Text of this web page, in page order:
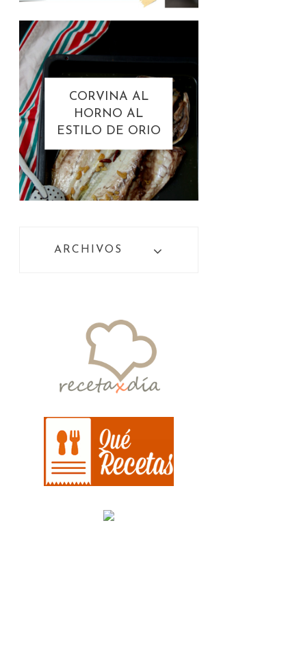
CORVINA AL
HORNO AL
ESTILO DE ORIO
ARCHIVOS